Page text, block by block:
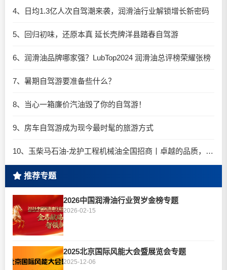
4、日均1.3亿人次自驾潮来袭，润滑油行业解锁增长新密码​
5、回归初味，还原本真 延长壳牌洋县踏春自驾游
6、润滑油品牌哪家强？LubTop2024 润滑油总评榜荣耀张榜
7、暑期自驾游要准备些什么？
8、当心一箱廉价汽油毁了你的自驾游！
9、房车自驾游成为现今最时髦的旅游方式
10、玉柴马石油-龙护工程机械油全国招商丨卓越的品质，专业的品牌！
推荐专题
2026中国润滑油行业贺岁金榜专题
2026-02-15
2025北京国际风能大会暨展览会专题
2025-12-06